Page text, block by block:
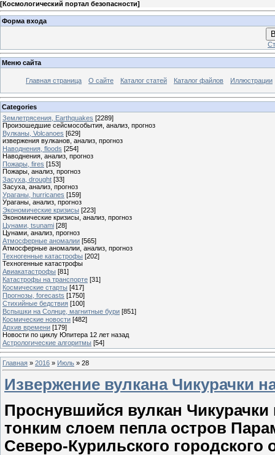
[Космологический портал безопасности]
Форма входа
Меню сайта
Главная страница О сайте Каталог статей Каталог файлов Иллюстрации
Categories
Землетрясения, Earthquakes [2289]
Произошедшие сейсмособытия, анализ, прогноз
Вулканы, Volcanoes [629]
извержения вулканов, анализ, прогноз
Наводнения, floods [254]
Наводнения, анализ, прогноз
Пожары, fires [153]
Пожары, анализ, прогноз
Засуха, drought [33]
Засуха, анализ, прогноз
Ураганы, hurricanes [159]
Ураганы, анализ, прогноз
Экономические кризисы [223]
Экономические кризисы, анализ, прогноз
Цунами, tsunami [28]
Цунами, анализ, прогноз
Атмосферные аномалии [565]
Атмосферные аномалии, анализ, прогноз
Техногенные катастрофы [202]
Техногенные катастрофы
Авиакатастрофы [81]
Катастрофы на транспорте [31]
Космические старты [417]
Прогнозы, forecasts [1750]
Стихийные бедствия [100]
Вспышки на Солнце, магнитные бури [851]
Космические новости [482]
Архив времени [179]
Новости по циклу Юпитера 12 лет назад
Астрологические алгоритмы [54]
Главная » 2016 » Июль » 28
Извержение вулкана Чикурачки
Проснувшийся вулкан
тонким слоем пепла остров
Северо-Курильского городского